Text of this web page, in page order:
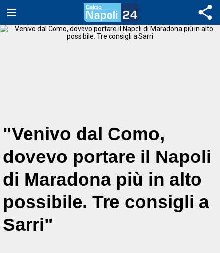
"Venivo dal Como,
dovevo portare il Napoli
di Maradona più in alto
possibile. Tre consigli a
Sarri"